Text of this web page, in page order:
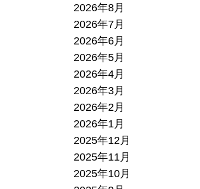
2026年8月
2026年7月
2026年6月
2026年5月
2026年4月
2026年3月
2026年2月
2026年1月
2025年12月
2025年11月
2025年10月